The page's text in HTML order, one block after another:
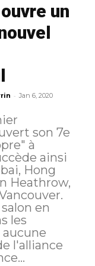
un
- Jan 6, 2020
son 7e
à
ainsi
Hong
Heathrow,
en
les
l'alliance